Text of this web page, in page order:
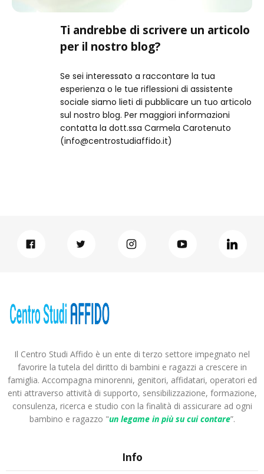
Ti andrebbe di scrivere un articolo
per il nostro blog?
Se sei interessato a raccontare la tua
esperienza o le tue riflessioni di assistente
sociale siamo lieti di pubblicare un tuo articolo
sul nostro blog. Per maggiori informazioni
contatta la dott.ssa Carmela Carotenuto
(info@centrostudiaffido.it)
Il Centro Studi Affido è un ente di terzo settore impegnato nel
favorire la tutela del diritto di bambini e ragazzi a crescere in
famiglia. Accompagna minorenni, genitori, affidatari, operatori ed
enti attraverso attività di supporto, sensibilizzazione, formazione,
consulenza, ricerca e studio con la finalità di assicurare ad ogni
bambino e ragazzo "un legame in più su cui contare”.
Info